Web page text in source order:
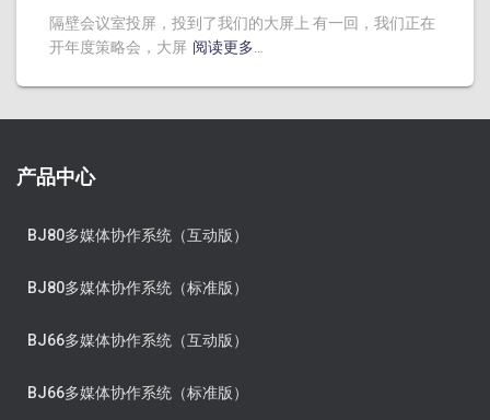
隔壁会议室投屏，投到了我们的大屏上 有一回，我们正在
开年度策略会，大屏 阅读更多…
产品中心
BJ80多媒体协作系统（互动版）
BJ80多媒体协作系统（标准版）
BJ66多媒体协作系统（互动版）
BJ66多媒体协作系统（标准版）